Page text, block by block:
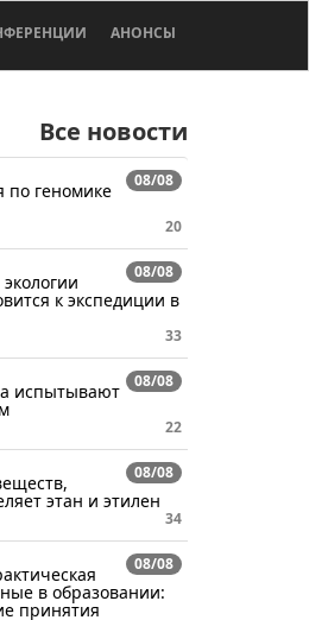
АНОНСЫ
Все новости
08/08
по геномике
20
08/08
к экспедиции в
33
08/08
испытывают
22
08/08
этан и этилен
34
08/08
в образовании:
принятия